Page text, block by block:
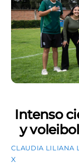
Intenso
y
CLAUDIA LILIANA
X